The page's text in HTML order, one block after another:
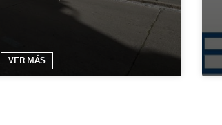
VER MÁS